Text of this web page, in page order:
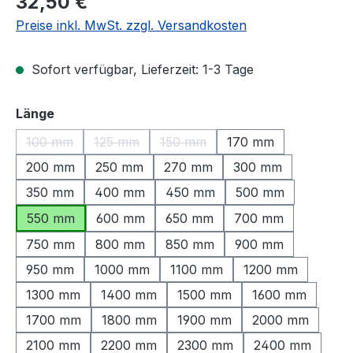
Preise inkl. MwSt. zzgl. Versandkosten
Sofort verfügbar, Lieferzeit: 1-3 Tage
Längeauswählen
100 mm
(Diese Option ist zurzeit nicht verfügbar.)
125 mm
(Diese Option ist zurzeit nicht verfügbar.)
150 mm
(Diese Option ist zurzeit nicht
170 mm
200 mm
250 mm 270 mm
300 mm
350 mm
400 mm 450 mm
500 mm
550 mm
600 mm 650 mm
700 mm
750 mm
800 mm 850 mm
900 mm
950 mm
1000 mm 1100 mm
1200 mm
1300 mm
1400 mm 1500 mm
1600 mm
1700 mm
1800 mm 1900 mm
2000 mm
2100 mm
2200 mm 2300 mm
2400 mm